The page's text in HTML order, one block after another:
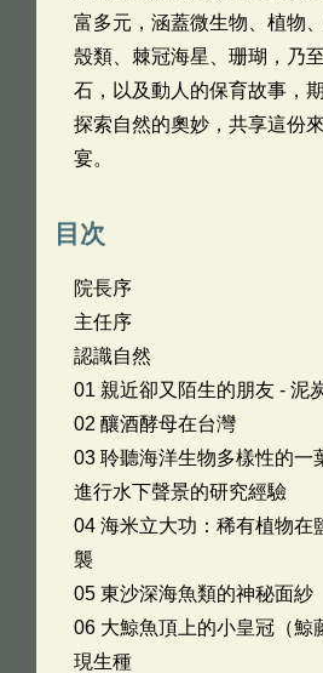
富多元，涵蓋微生物、植物
殼類、棘冠海星、珊瑚，乃
石，以及動人的保育故事，
探索自然的奧妙，共享這份
宴。
目次
院長序
主任序
認識自然
01 親近卻又陌生的朋友 - 泥
02 釀酒酵母在台灣
03 聆聽海洋生物多樣性的一
進行水下聲景的研究經驗
04 海米立大功：稀有植物在
襲
05 東沙深海魚類的神秘面紗
06 大鯨魚頂上的小皇冠（鯨
現生種